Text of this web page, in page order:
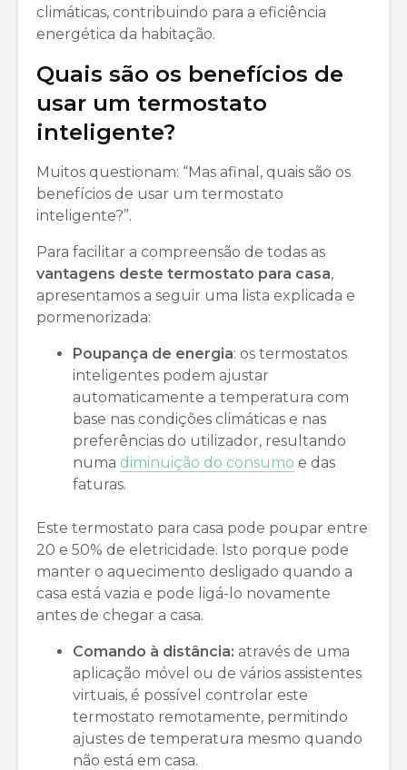
climáticas, contribuindo para a eficiência
energética da habitação.
Quais são os benefícios de
usar um termostato
inteligente?
Muitos questionam: “Mas afinal, quais são os
benefícios de usar um termostato
inteligente?”.
Para facilitar a compreensão de todas as
vantagens deste termostato para casa,
apresentamos a seguir uma lista explicada e
pormenorizada:
Poupança de energia: os termostatos
inteligentes podem ajustar
automaticamente a temperatura com
base nas condições climáticas e nas
preferências do utilizador, resultando
numa diminuição do consumo e das
faturas.
Este termostato para casa pode poupar entre
20 e 50% de eletricidade. Isto porque pode
manter o aquecimento desligado quando a
casa está vazia e pode ligá-lo novamente
antes de chegar a casa.
Comando à distância: através de uma
aplicação móvel ou de vários assistentes
virtuais, é possível controlar este
termostato remotamente, permitindo
ajustes de temperatura mesmo quando
não está em casa.